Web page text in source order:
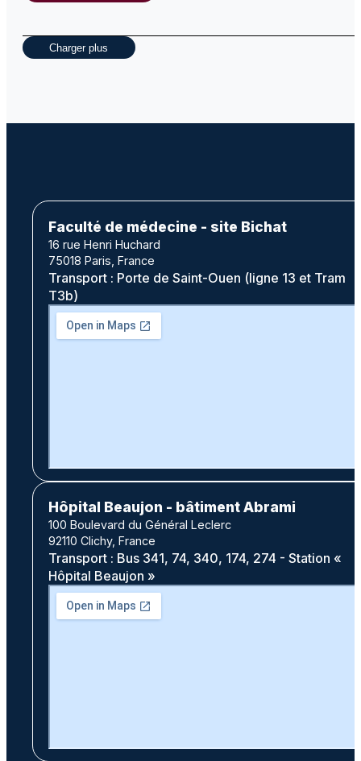
Charger plus
Faculté de médecine - site Bichat
16 rue Henri Huchard
75018 Paris, France
Transport : Porte de Saint-Ouen (ligne 13 et Tram
T3b)
Hôpital Beaujon - bâtiment Abrami
100 Boulevard du Général Leclerc
92110 Clichy, France
Transport : Bus 341, 74, 340, 174, 274 - Station «
Hôpital Beaujon »